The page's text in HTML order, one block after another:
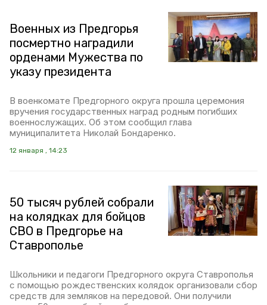
Военных из Предгорья
посмертно наградили
орденами Мужества по
указу президента
В военкомате Предгорного округа прошла церемония
вручения государственных наград родным погибших
военнослужащих. Об этом сообщил глава
муниципалитета Николай Бондаренко.
12 января , 14:23
50 тысяч рублей собрали
на колядках для бойцов
СВО в Предгорье на
Ставрополье
Школьники и педагоги Предгорного округа Ставрополья
с помощью рождественских колядок организовали сбор
средств для земляков на передовой. Они получили